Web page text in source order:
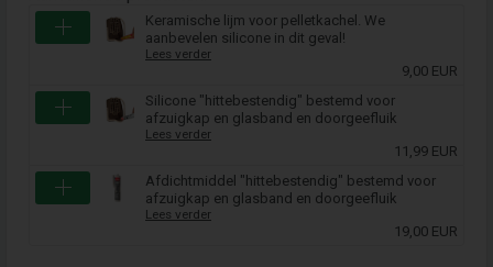
Keramische lijm voor pelletkachel. We
aanbevelen silicone in dit geval!
Lees verder
9,00 EUR
Silicone "hittebestendig" bestemd voor
afzuigkap en glasband en doorgeefluik
Lees verder
11,99 EUR
Afdichtmiddel "hittebestendig" bestemd voor
afzuigkap en glasband en doorgeefluik
Lees verder
19,00 EUR